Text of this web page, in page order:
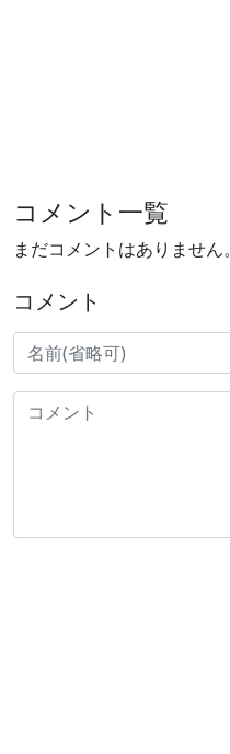
コメント一覧
まだコメントはありません。
コメント